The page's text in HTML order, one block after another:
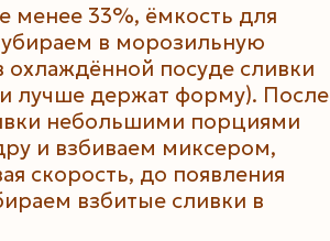
менее 33%, ёмкость для
убираем в морозильную
охлаждённой посуде сливки
лучше держат форму). После
небольшими порциями
и взбиваем миксером,
скорость, до появления
взбитые сливки в